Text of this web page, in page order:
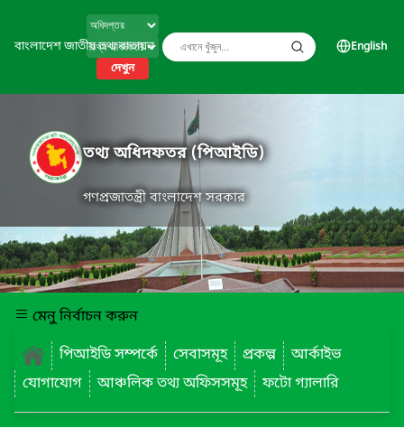
বাংলাদেশ জাতীয় তথ্য বাতায়ন
দেখুন
English
তথ্য অধিদফতর (পিআইডি)
গণপ্রজাতন্ত্রী বাংলাদেশ সরকার
মেনু নির্বাচন করুন
পিআইডি সম্পর্কে
সেবাসমূহ প্রকল্প
আর্কাইভ
যোগাযোগ
আঞ্চলিক তথ্য অফিসসমূহ ফটো গ্যালারি